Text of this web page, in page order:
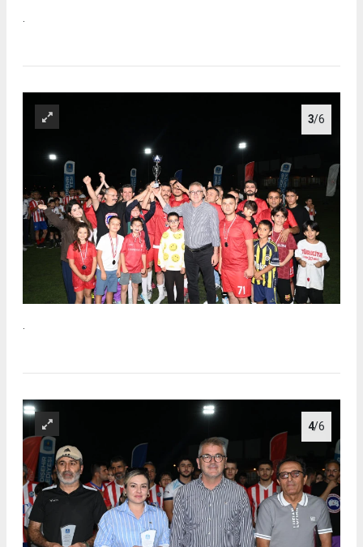
.
3/6
.
4/6